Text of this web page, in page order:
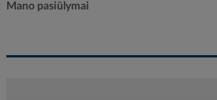
Mano pasiūlymai